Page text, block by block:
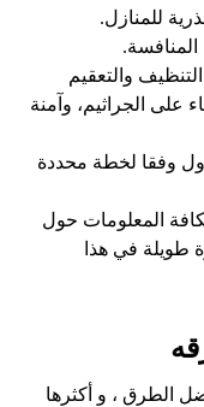
للمنازل.
والتعقيم
على الجراثيم، وآمنة
وفقا لخطة محددة
المعلومات حول
طويلة في هذا
الطرق ، و أكثرها